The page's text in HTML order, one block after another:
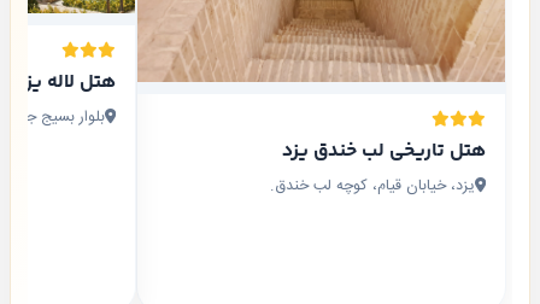
هتل تاریخی لب خندق یزد
یزد، خیابان قیام، کوچه لب خندق.
هتل لاله یزد
بلوار بسیج جنب